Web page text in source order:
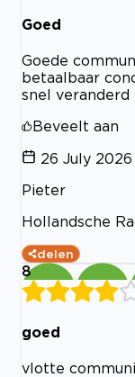
Goed
Goede
betaalbaar
snel veranderd
Beveelt aan
26 July 2026
Pieter
Hollandsche
delen
8
goed
vlotte